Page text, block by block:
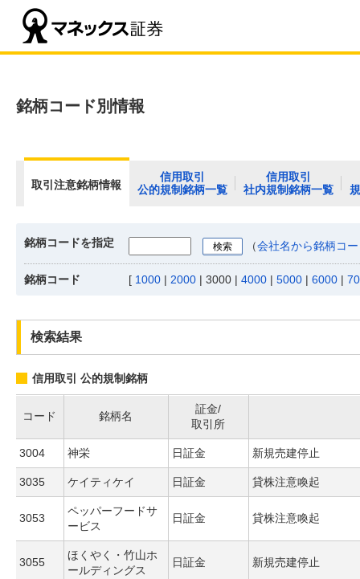
銘柄コード別情報
取引注意銘柄情報
信用取引
公的規制銘柄一覧
信用取引
社内規制銘柄一覧
銘柄コードを指定 （会社名から銘柄コ
銘柄コード [ 1000 | 2000 | 3000 | 4000 | 5000 | 6000 |
検索結果
信用取引 公的規制銘柄
コード 銘柄名
証金/
取引所
3004 神栄 日証金 新規売建停止
3035 ケイティケイ 日証金 貸株注意喚起
3053
ペッパーフードサ
ービス
日証金 貸株注意喚起
3055
ほくやく・竹山ホ
ールディングス
日証金 新規売建停止